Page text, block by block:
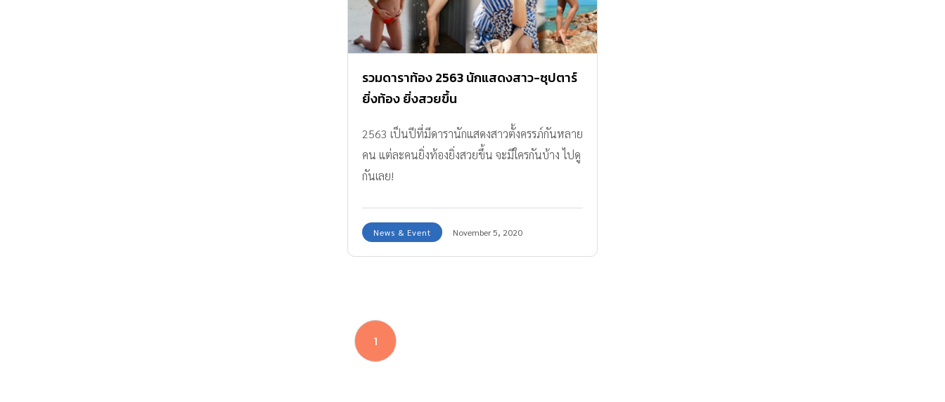
รวมดาราท้อง 2563 นักแสดงสาว-ซุปตาร์
ยิ่งท้อง ยิ่งสวยขึ้น
2563 เป็นปีที่มีดารานักแสดงสาวตั้งครรภ์กันหลาย
คน แต่ละคนยิ่งท้องยิ่งสวยขึ้น จะมีใครกันบ้าง ไปดู
กันเลย!
News & Event November 5, 2020
1